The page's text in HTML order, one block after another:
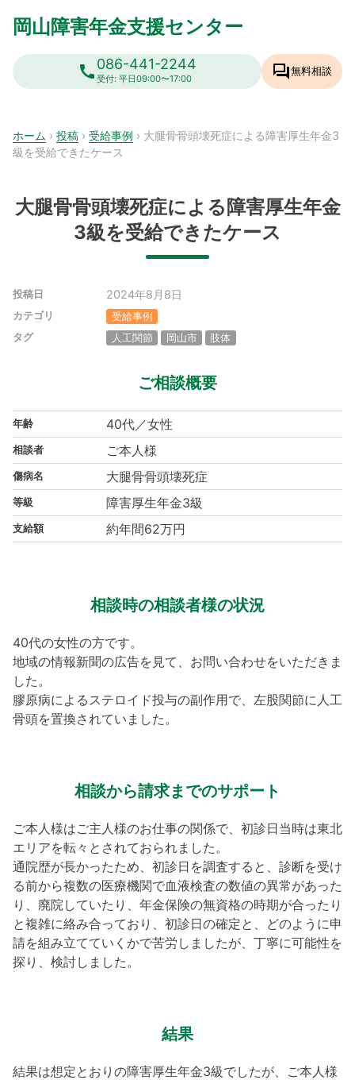
岡山障害年金支援センター
call086-441-2244
受付: 平日09:00〜17:00 forum無料相談
ホーム › 投稿 › 受給事例 › 大腿骨骨頭壊死症による障害厚生年金3
級を受給できたケース
大腿骨骨頭壊死症による障害厚生年金
3級を受給できたケース
投稿日 2024年8月8日
カテゴリ
受給事例
タグ
人工関節 岡山市 肢体
ご相談概要
年齢 40代／女性
相談者 ご本人様
傷病名 大腿骨骨頭壊死症
等級 障害厚生年金3級
支給額 約年間62万円
相談時の相談者様の状況
40代の女性の方です。
地域の情報新聞の広告を見て、お問い合わせをいただきま
した。
膠原病によるステロイド投与の副作用で、左股関節に人工
骨頭を置換されていました。
相談から請求までのサポート
ご本人様はご主人様のお仕事の関係で、初診日当時は東北
エリアを転々とされておられました。
通院歴が長かったため、初診日を調査すると、診断を受け
る前から複数の医療機関で血液検査の数値の異常があった
り、廃院していたり、年金保険の無資格の時期が合ったり
と複雑に絡み合っており、初診日の確定と、どのように申
請を組み立てていくかで苦労しましたが、丁寧に可能性を
探り、検討しました。
結果
結果は想定とおりの障害厚生年金3級でしたが、ご本人様